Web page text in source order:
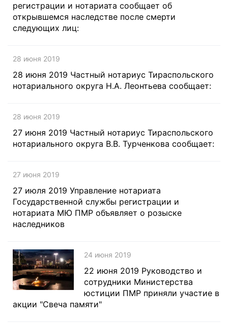
регистрации и нотариата сообщает об
открывшемся наследстве после смерти
следующих лиц:
28 июня 2019
28 июня 2019 Частный нотариус Тираспольского
нотариального округа Н.А. Леонтьева сообщает:
28 июня 2019
27 июня 2019 Частный нотариус Тираспольского
нотариального округа В.В. Турченкова сообщает:
27 июня 2019
27 июля 2019 Управление нотариата
Государственной службы регистрации и
нотариата МЮ ПМР объявляет о розыске
наследников
24 июня 2019
22 июня 2019 Руководство и
сотрудники Министерства
юстиции ПМР приняли участие в
акции "Свеча памяти"